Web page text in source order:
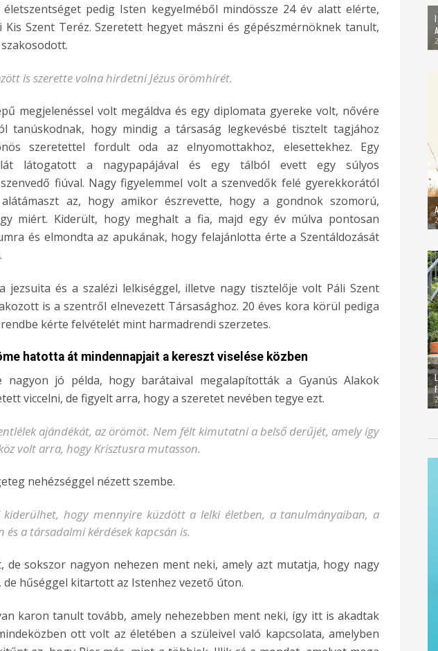
pedig Isten kegyelméből mindössze 24 év alatt elérte,
Kis Szent Teréz. Szeretett hegyet mászni és gépészmérnöknek tanult,
is szerette volna hirdetni Jézus örömhírét.
megjelenéssel volt megáldva és egy diplomata gyereke volt, nővére
tanúskodnak, hogy mindig a társaság legkevésbé tisztelt tagjához
szeretettel fordult oda az elnyomottakhoz, elesettekhez. Egy
látogatott a nagypapájával és egy tálból evett egy súlyos
fiúval. Nagy figyelemmel volt a szenvedők felé gyerekkorától
alátámaszt az, hogy amikor észrevette, hogy a gondnok szomorú,
miért. Kiderült, hogy meghalt a fia, majd egy év múlva pontosan
és elmondta az apukának, hogy felajánlotta érte a Szentáldozását
jezsuita és a szalézi lelkiséggel, illetve nagy tisztelője volt Páli Szent
is a szentről elnevezett Társasághoz. 20 éves kora körül pediga
kérte felvételét mint harmadrendi szerzetes.
hatotta át mindennapjait a kereszt viselése közben
nagyon jó példa, hogy barátaival megalapították a Gyanús Alakok
viccelni, de figyelt arra, hogy a szeretet nevében tegye ezt.
ajándékát, az örömöt. Nem félt kimutatni a belső derűjét, amely így
volt arra, hogy Krisztusra mutasson.
nehézséggel nézett szembe.
kiderülhet, hogy mennyire küzdött a lelki életben, a tanulmányaiban, a
és a társadalmi kérdések kapcsán is.
de sokszor nagyon nehezen ment neki, amely azt mutatja, hogy nagy
de hűséggel kitartott az Istenhez vezető úton.
karon tanult tovább, amely nehezebben ment neki, így itt is akadtak
ott volt az életében a szüleivel való kapcsolata, amelyben